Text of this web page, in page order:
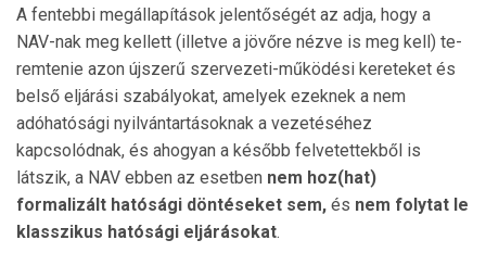
A fentebbi megállapítások jelentőségét az adja, hogy a
NAV-nak meg kellett (illetve a jövőre nézve is meg kell) te­
remtenie azon újszerű szervezeti-működési kereteket és
bel­ső eljárási szabályokat, amelyek ezeknek a nem
adóhatósági nyilvántartásoknak a vezetéséhez
kapcsolódnak, és ahogyan a később felvetettekből is
látszik, a NAV ebben az esetben nem hoz(hat)
formalizált hatósági döntéseket sem, és nem folytat le
klasszikus hatósági eljárásokat.